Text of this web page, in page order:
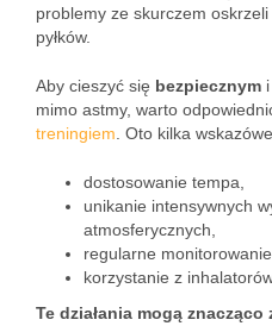
problemy ze skurczem
pyłków.
Aby cieszyć się bezpiecznym i
mimo astmy, warto
treningiem . Oto kilka
dostosowanie tempa,
unikanie intensywnych
atmosferycznych,
regularne
korzystanie z
Te działania mogą